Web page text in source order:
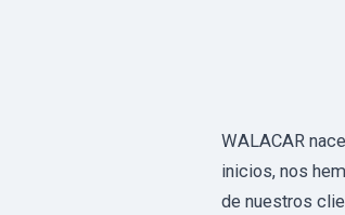
WALACAR
inicios, nos
de nuestros